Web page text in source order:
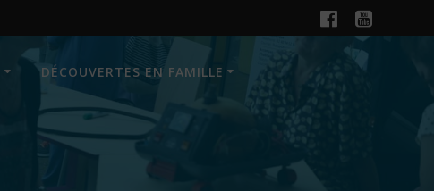
DÉCOUVERTES EN FAMILLE